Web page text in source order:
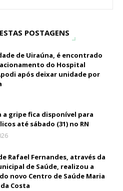
POSTAGENS
de Uiraúna, é encontrado
do Hospital
após deixar unidade por
a gripe fica disponível para
até sábado (31) no RN
Rafael Fernandes, através da
de Saúde, realizou a
novo Centro de Saúde Maria
Costa